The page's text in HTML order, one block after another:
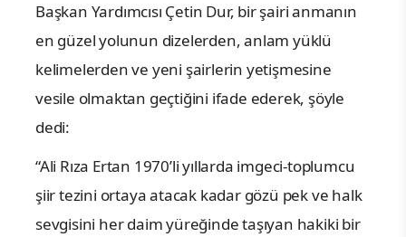
Başkan Yardımcısı Çetin Dur, bir şairi anmanın
en güzel yolunun dizelerden, anlam yüklü
kelimelerden ve yeni şairlerin yetişmesine
vesile olmaktan geçtiğini ifade ederek, şöyle
dedi:
“Ali Rıza Ertan 1970’li yıllarda imgeci-toplumcu
şiir tezini ortaya atacak kadar gözü pek ve halk
sevgisini her daim yüreğinde taşıyan hakiki bir